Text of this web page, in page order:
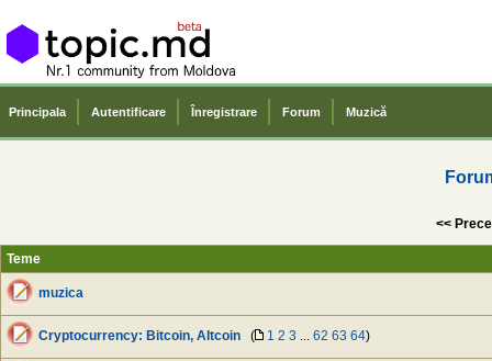
Principala Autentificare Înregistrare Forum Muzică
<<
Teme
muzica
Cryptocurrency: Bitcoin, Altcoin ( 1 2 3 62 63 64)